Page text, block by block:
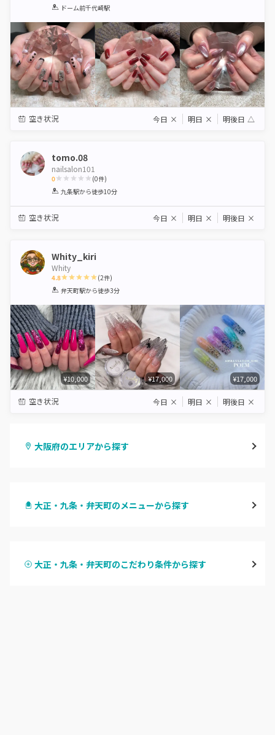
1 2 3 4 5
ドーム前千代崎駅
空き状況 今日 × 明日 × 明後日 △
tomo.08
nailsalon101
0
1 2 3 4 5
(0件)
九条駅から徒歩10分
空き状況 今日 × 明日 × 明後日 ×
Whity_kiri
Whity
4.8
1 2 3 4 5
(2件)
弁天町駅から徒歩3分
¥10,000 ¥17,000 ¥17,000
空き状況 今日 × 明日 × 明後日 ×
大阪府のエリアから探す
心斎橋・南船場・アメ村
大正・九条・弁天町のメニューから探す
ハンドスカルプ
大正・九条・弁天町のこだわり条件から探す